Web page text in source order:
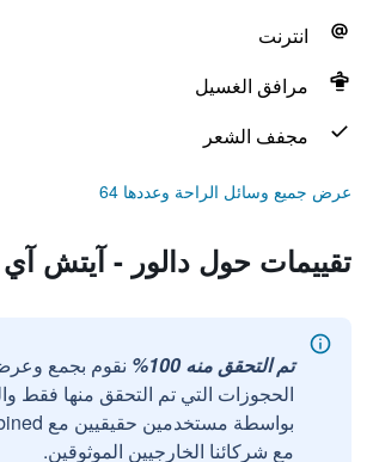
انترنت
مرافق الغسيل
مجفف الشعر
عرض جميع وسائل الراحة وعددها 64
تقييمات حول دالور - آيتش
تم التحقق منه 100%
نقوم بجمع
الحجوزات التي تم التحقق منها فقط
مع شركائنا الخارجيين الموثوقين.